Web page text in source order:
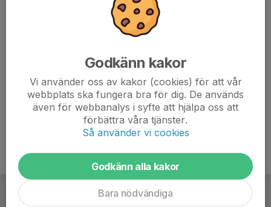
Godkänn kakor
Vi använder oss av kakor (cookies) för att vår
webbplats ska fungera bra för dig. De används
även för webbanalys i syfte att hjälpa oss att
förbättra våra tjänster.
Så använder vi cookies
Godkänn alla kakor
Bara nödvändiga